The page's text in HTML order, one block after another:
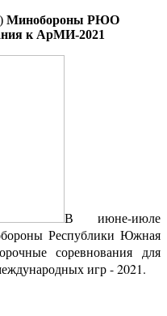
Минобороны РЮО
к АрМИ-2021
В июне-июле
Республики Южная
соревнования для
игр - 2021.